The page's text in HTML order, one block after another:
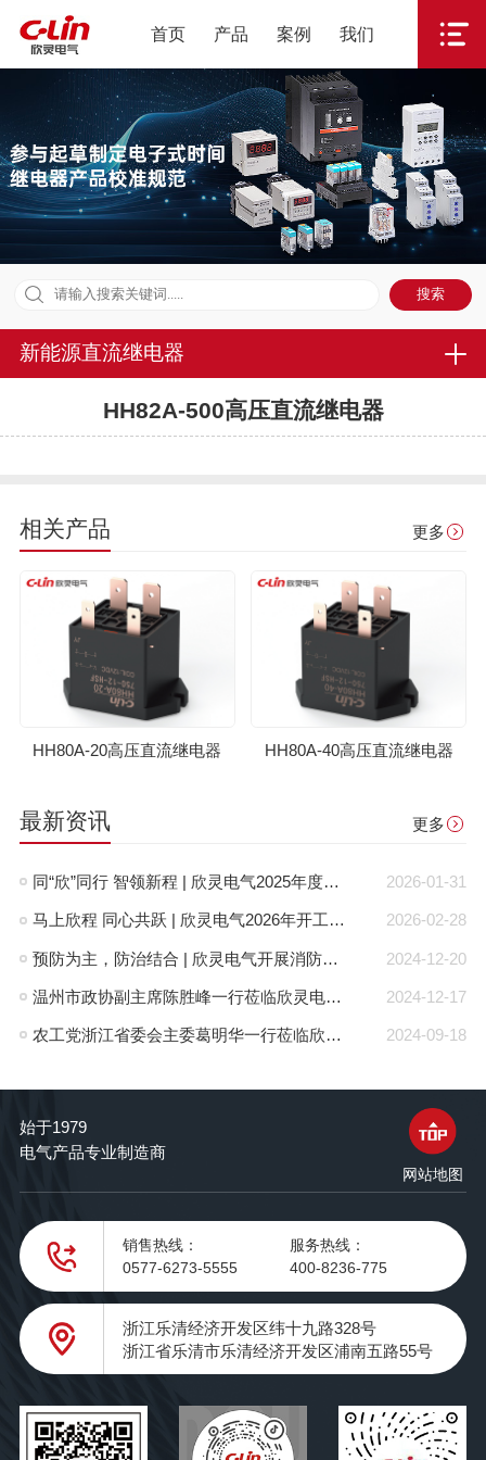
首页 产品 案例 我们
新能源直流继电器
HH82A-500高压直流继电器
相关产品 更多
HH80A-20高压直流继电器 HH80A-40高压直流继电器
最新资讯 更多
2026-01-31
同“欣”同行 智领新程 | 欣灵电气2025年度表彰总结大会暨新年酒会成功举办！
2026-02-28
马上欣程 同心共跃 | 欣灵电气2026年开工大吉！
2024-12-20
预防为主，防治结合 | 欣灵电气开展消防应急预案演练活动
2024-12-17
温州市政协副主席陈胜峰一行莅临欣灵电气调研指导
2024-09-18
农工党浙江省委会主委葛明华一行莅临欣灵电气考察调研
始于1979
电气产品专业制造商
网站地图
销售热线：
0577-6273-5555
服务热线：
400-8236-775
浙江乐清经济开发区纬十九路328号
浙江省乐清市乐清经济开发区浦南五路55号